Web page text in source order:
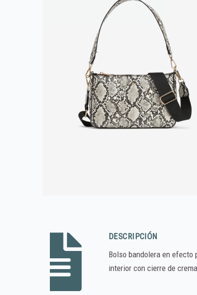
DESCRIPCIÓN
Bolso bandolera en efecto
interior con cierre de